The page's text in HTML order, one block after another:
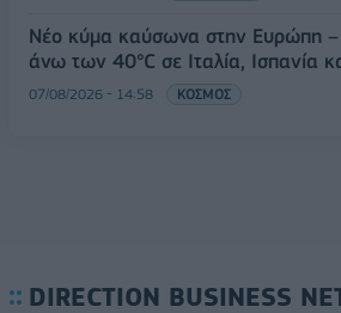
Νέο κύμα καύσωνα στην Ευρώπη –
άνω των 40°C σε Ιταλία, Ισπανία
07/08/2026 - 14:58 ΚΟΣΜΟΣ
DIRECTION BUSINESS